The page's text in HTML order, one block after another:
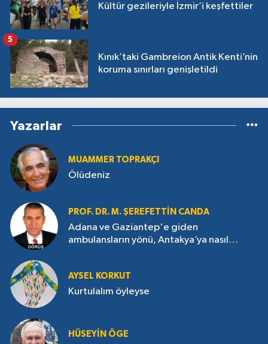
Kültür gezileriyle İzmir’i keşfettiler
Kınık’taki Gambreion Antik Kenti’nin
koruma sınırları genişletildi
5
Yazarlar
MUAMMER TOPRAKÇI
Ölüdeniz
PROF. DR. M. ŞEREFETTIN CANDA
Adana ve Gaziantep'e giden
ambulansların yönü, Antakya’ya nasıl
AYSEL KORKUT
Kurtulalım öyleyse
HÜSEYIN ÖGE